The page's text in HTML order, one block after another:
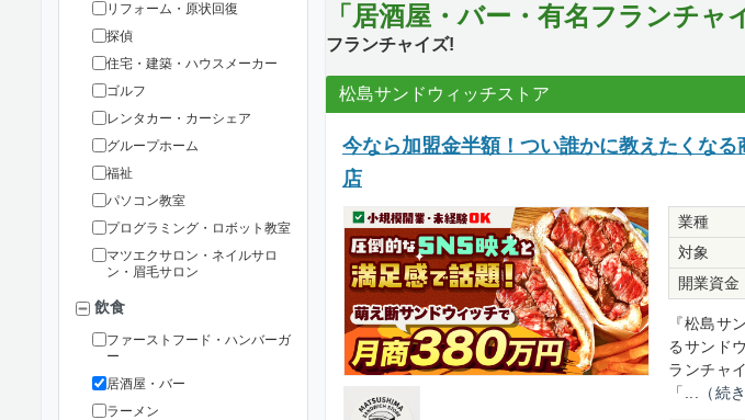
リフォーム・原状回復
探偵
住宅・建築・ハウスメーカー
ゴルフ
レンタカー・カーシェア
グループホーム
福祉
パソコン教室
プログラミング・ロボット教室
マツエクサロン・ネイルサロ
ン・眉毛サロン
飲食
ファーストフード・ハンバーガ
ー
居酒屋・バー
ラーメン
「居酒屋・バー・有名フランチャ
フランチャイズ!
松島サンドウィッチストア
今なら加盟金半額！つい誰かに教えたくな
店
業種
対象
開業資金
『松島サ
るサンド
ランチャ
「...
（続